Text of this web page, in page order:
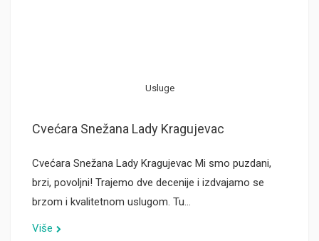
Usluge
Cvećara Snežana Lady Kragujevac
Cvećara Snežana Lady Kragujevac Mi smo puzdani,
brzi, povoljni! Trajemo dve decenije i izdvajamo se
brzom i kvalitetnom uslugom. Tu…
Više